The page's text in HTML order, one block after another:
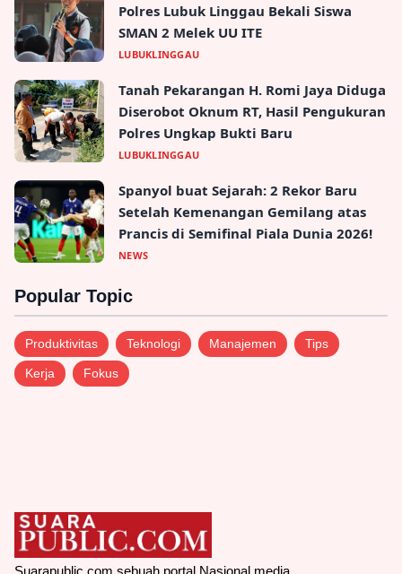
Polres Lubuk Linggau Bekali Siswa
SMAN 2 Melek UU ITE
LUBUKLINGGAU
Tanah Pekarangan H. Romi Jaya Diduga
Diserobot Oknum RT, Hasil Pengukuran
Polres Ungkap Bukti Baru
LUBUKLINGGAU
Spanyol buat Sejarah: 2 Rekor Baru
Setelah Kemenangan Gemilang atas
Prancis di Semifinal Piala Dunia 2026!
NEWS
Popular Topic
Produktivitas Teknologi Manajemen Tips
Kerja Fokus